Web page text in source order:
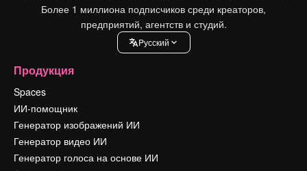
Более 1 миллиона подписчиков среди креаторов,
предприятий, агентств и студий.
Pусский
Продукция
Spaces
ИИ-помощник
Генератор изображений ИИ
Генератор видео ИИ
Генератор голоса на основе ИИ